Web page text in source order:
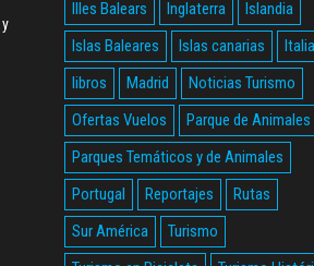
Illes Balears
Inglaterra
Islandia
Islas Baleares
Islas canarias
Italia
libros
Madrid
Noticias Turismo
Ofertas Vuelos
Parque de Animales
Parques Temáticos y de Animales
Portugal
Reportajes
Rutas
Sur América
Turismo